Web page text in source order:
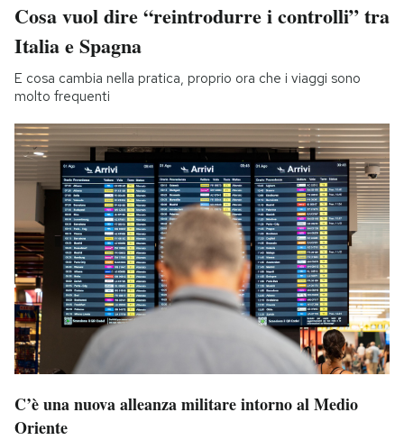
Cosa vuol dire “reintrodurre i controlli” tra
Italia e Spagna
E cosa cambia nella pratica, proprio ora che i viaggi sono
molto frequenti
C’è una nuova alleanza militare intorno al Medio
Oriente